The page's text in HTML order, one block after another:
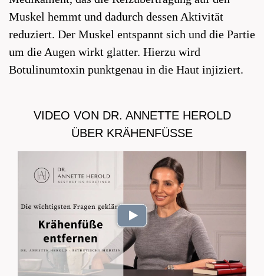
Muskel hemmt und dadurch dessen Aktivität
reduziert. Der Muskel entspannt sich und die Partie
um die Augen wirkt glatter. Hierzu wird
Botulinumtoxin punktgenau in die Haut injiziert.
VIDEO VON DR. ANNETTE HEROLD
ÜBER KRÄHENFÜSSE